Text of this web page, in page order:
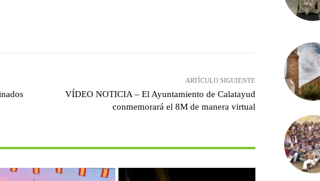
ARTÍCULO SIGUIENTE
VÍDEO NOTICIA – El Ayuntamiento de Calatayud
conmemorará el 8M de manera virtual